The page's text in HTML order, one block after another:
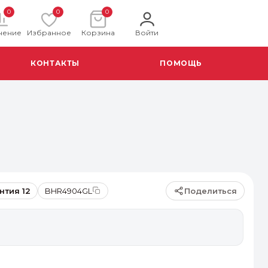
0 0
Избранное
0
Корзина Войти
КОНТАКТЫ ПОМОЩЬ
Поделиться
12 BHR4904GL